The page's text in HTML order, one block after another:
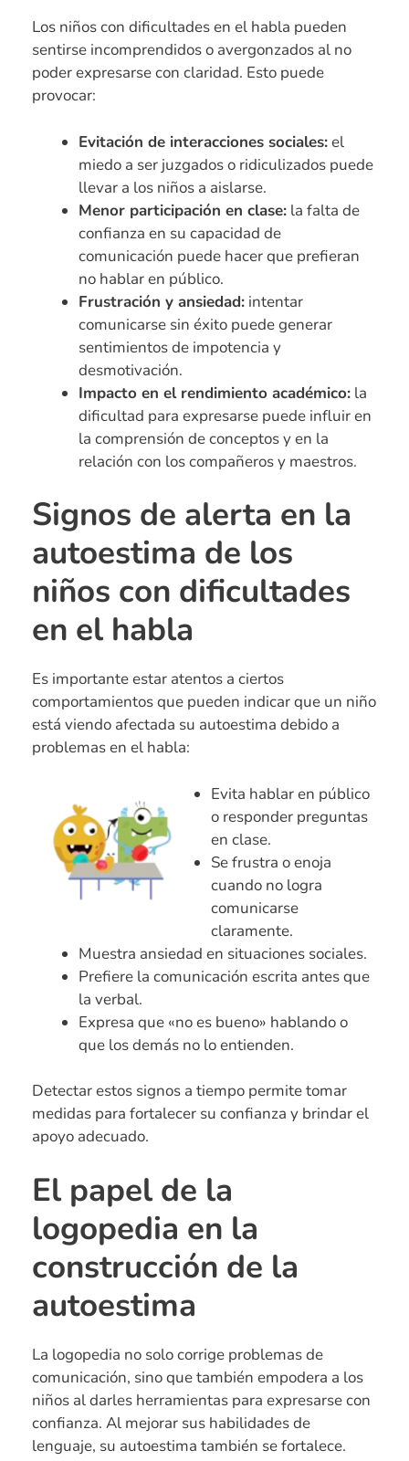
Los niños con dificultades en el habla pueden
sentirse incomprendidos o avergonzados al no
poder expresarse con claridad. Esto puede
provocar:
Evitación de interacciones sociales:el
miedo a ser juzgados o ridiculizados puede
llevar a los niños a aislarse.
Menor participación en clase: la falta de
confianza en su capacidad de
comunicación puede hacer que prefieran
no hablar en público.
Frustración y ansiedad: intentar
comunicarse sin éxito puede generar
sentimientos de impotencia y
desmotivación.
Impacto en el rendimiento académico: la
dificultad para expresarse puede influir en
la comprensión de conceptos y en la
relación con los compañeros y maestros.
Signos de alerta en la
autoestima de los
niños con dificultades
en el habla
Es importante estar atentos a ciertos
comportamientos que pueden indicar que un niño
está viendo afectada su autoestima debido a
problemas en el habla:
Evita hablar en público
o responder preguntas
en clase.
Se frustra o enoja
cuando no logra
comunicarse
claramente.
Muestra ansiedad en situaciones sociales.
Prefiere la comunicación escrita antes que
la verbal.
Expresa que «no es bueno» hablando o
que los demás no lo entienden.
Detectar estos signos a tiempo permite tomar
medidas para fortalecer su confianza y brindar el
apoyo adecuado.
El papel de la
logopedia en la
construcción de la
autoestima
La logopedia no solo corrige problemas de
comunicación, sino que también empodera a los
niños al darles herramientas para expresarse con
confianza. Al mejorar sus habilidades de
lenguaje, su autoestima también se fortalece.